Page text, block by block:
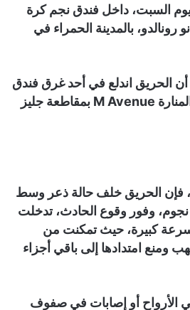
السبت، داخل فندق نجم كرة
رونالدو، بالمدينة الحمراء في
موقع “زنقة 20″، أن الحريق اندلع في أحد غرق فندق
بيستانا المتواجد بشارع المنارة M Avenue بمقاطعة جليز
فإن الحريق خلف حالة ذعر وسط
نزلاء الفندق المصنف 4 نجوم، وفور وقوع الحادث، تدخلت
بسرعة كبيرة، حيث تمكنت من
ومنع امتدادها إلى باقي أجزاء
الأرواح أو إصابات في صفوف